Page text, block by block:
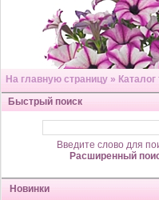
На главную страницу »
Быстрый поиск
Введите слово для
Расширенный
Новинки